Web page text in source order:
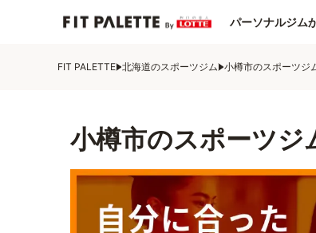
パーソナルジム
FIT PALETTE 北海道のスポーツジム 小樽市のスポーツジ
小樽市のスポーツジ